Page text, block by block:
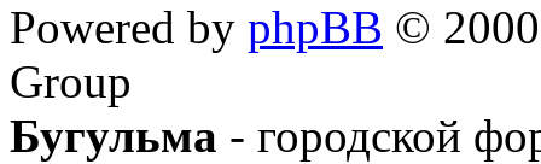
Powered by phpBB ©
Group
Бугульма - городской